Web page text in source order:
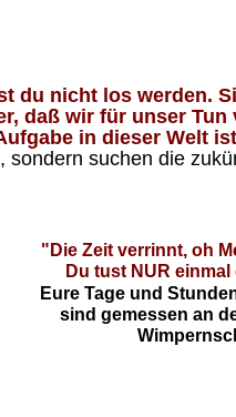
du nicht los werden.
daß wir für unser
in dieser Welt
suchen die
"Die Zeit verrinnt, oh
Du tust NUR
Eure Tage und
sind gemessen an